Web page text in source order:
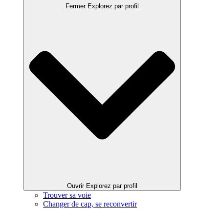
Fermer Explorez par profil
Ouvrir Explorez par profil
Trouver sa voie
Changer de cap, se reconvertir